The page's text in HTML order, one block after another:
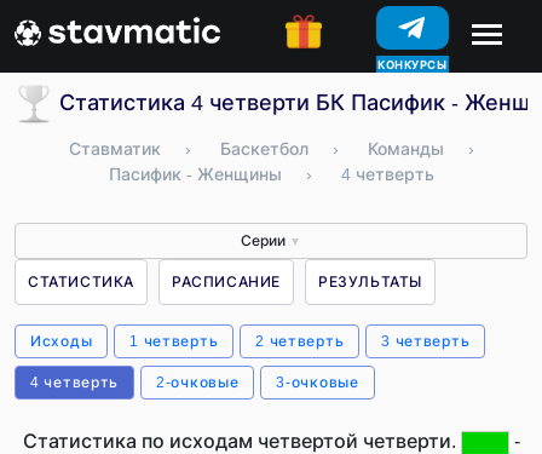
КОНКУРСЫ
Статистика 4 четверти БК Пасифик -
Ставматик › Баскетбол › Команды
›
Пасифик - Женщины
› 4 четверть
Серии ▼
СТАТИСТИКА РАСПИСАНИЕ РЕЗУЛЬТАТЫ
Исходы 1 четверть 2 четверть 3 четверть
4 четверть 2-очковые 3-очковые
Статистика по исходам четвертой четверти.
-